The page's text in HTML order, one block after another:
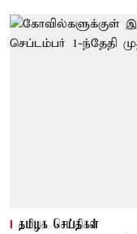
தமிழக செய்திகள்